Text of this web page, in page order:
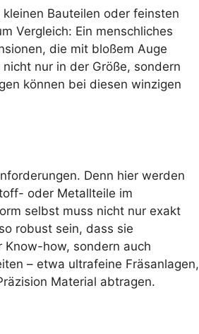
Bauteilen oder feinsten
Vergleich: Ein menschliches
die mit bloßem Auge
nur in der Größe, sondern
können bei diesen winzigen
Denn hier werden
oder Metallteile im
selbst muss nicht nur exakt
robust sein, dass sie
how, sondern auch
– etwa ultrafeine Fräsanlagen,
Material abtragen.